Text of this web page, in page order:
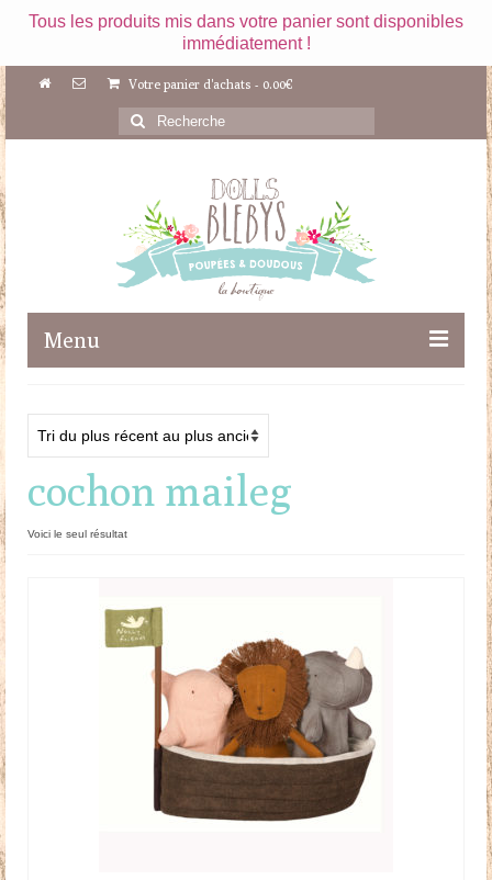
Tous les produits mis dans votre panier sont disponibles
immédiatement !
Votre panier d'achats - 0.00€
Rechercher
:
Menu
Maileg
Poupées
Doudous
cochon maileg
Voici le seul résultat